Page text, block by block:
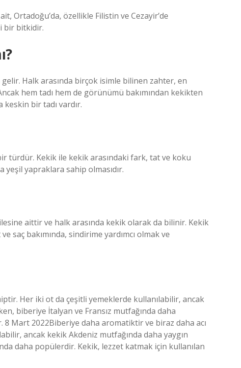
Ortadoğu’da, özellikle Filistin ve Cezayir’de
bir bitkidir.
Halk arasında birçok isimle bilinen zahter, en
hem tadı hem de görünümü bakımından kekikten
keskin bir tadı vardır.
türdür. Kekik ile kekik arasındaki fark, tat ve koku
yeşil yapraklara sahip olmasıdır.
aittir ve halk arasında kekik olarak da bilinir. Kekik
saç bakımında, sindirime yardımcı olmak ve
Her iki ot da çeşitli yemeklerde kullanılabilir, ancak
biberiye İtalyan ve Fransız mutfağında daha
Mart 2022Biberiye daha aromatiktir ve biraz daha acı
ancak kekik Akdeniz mutfağında daha yaygın
daha popülerdir. Kekik, lezzet katmak için kullanılan